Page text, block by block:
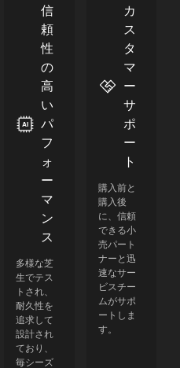
信
頼
性
の
高
い
パ
フ
ォ
ー
マ
ン
ス
多様な芝
生でテス
トされ、
耐久性を
追求して
設計され
ており、
毎シーズ
カ
ス
タ
マ
ー
サ
ポ
ー
ト
購入前と
購入後
に、信頼
できる小
売パート
ナーと迅
速なサー
ビスチー
ムがサポ
ートしま
す。